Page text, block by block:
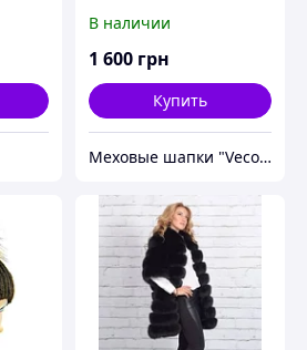
основе "Кубанка" (кофе
с молоком).
В наличии
1 600 грн
Купить
Меховые шапки "Vecons"